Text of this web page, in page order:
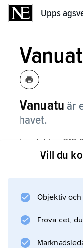
Vanuatu är
havet.
Landet har 318
heter Port Vila
Vill du
Objektiv och
Prova det,